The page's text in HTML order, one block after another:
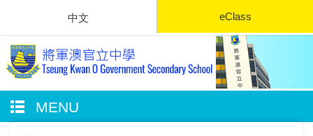
中文 eClass
MENU